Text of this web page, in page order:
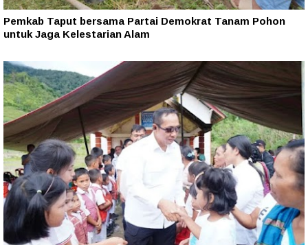
Pemkab Taput bersama Partai Demokrat Tanam Pohon
untuk Jaga Kelestarian Alam